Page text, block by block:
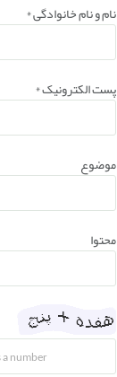
نام و نام خانوادگی*
پست الکترونیک*
موضوع
محتوا